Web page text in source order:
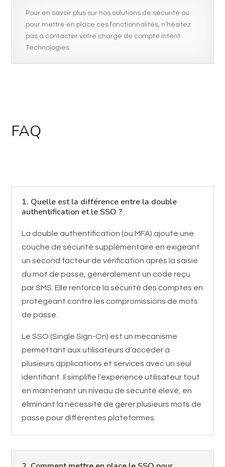
Pour en savoir plus sur nos solutions de sécurité ou
pour mettre en place ces fonctionnalités, n’hésitez
pas à contacter votre chargé de compte Intent
Technologies
FAQ
1. Quelle est la différence entre la double
authentification et le SSO ?
La double authentification (ou MFA) ajoute une
couche de sécurité supplémentaire en exigeant
un second facteur de vérification après la saisie
du mot de passe, généralement un code reçu
par SMS. Elle renforce la sécurité des comptes en
protégeant contre les compromissions de mots
de passe.
Le SSO (Single Sign-On) est un mécanisme
permettant aux utilisateurs d’accéder à
plusieurs applications et services avec un seul
identifiant. Il simplifie l’expérience utilisateur tout
en maintenant un niveau de sécurité élevé, en
éliminant la nécessité de gérer plusieurs mots de
passe pour différentes plateformes.